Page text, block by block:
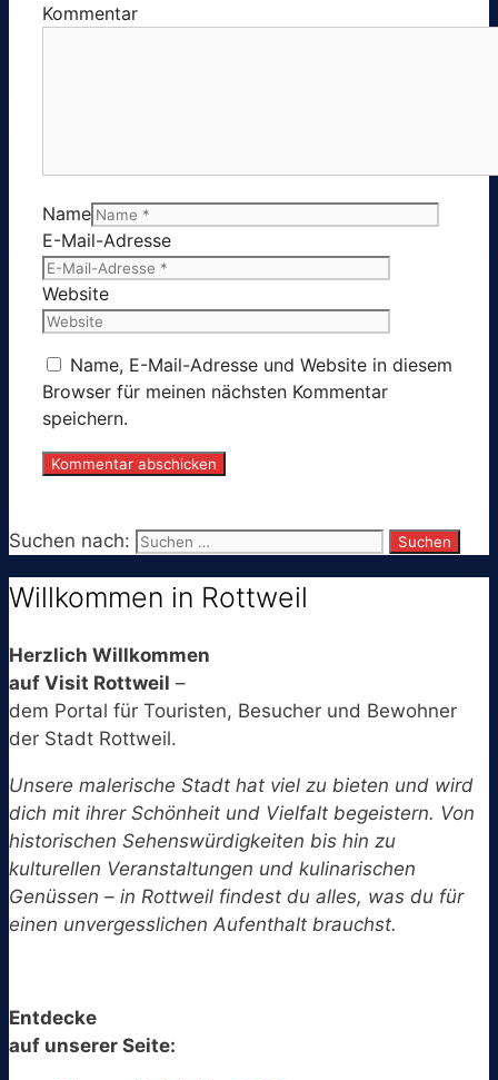
Kommentar
Name
E-Mail-Adresse
Website
Name, E-Mail-Adresse und Website in diesem
Browser für meinen nächsten Kommentar
speichern.
Suchen nach:
Willkommen in Rottweil
Herzlich Willkommen
auf Visit Rottweil –
dem Portal für Touristen, Besucher und Bewohner
der Stadt Rottweil.
Unsere malerische Stadt hat viel zu bieten und wird
dich mit ihrer Schönheit und Vielfalt begeistern. Von
historischen Sehenswürdigkeiten bis hin zu
kulturellen Veranstaltungen und kulinarischen
Genüssen – in Rottweil findest du alles, was du für
einen unvergesslichen Aufenthalt brauchst.
Entdecke
auf unserer Seite: